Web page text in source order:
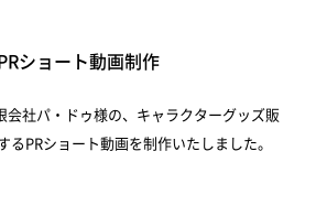
ショート動画制作
会社パ・ドゥ様の、キャラクターグッズ販
るPRショート動画を制作いたしました。